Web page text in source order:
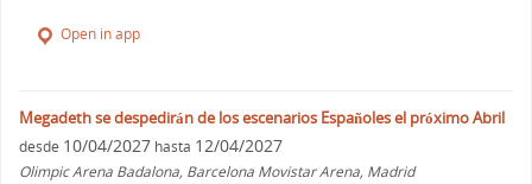
Open in app
Megadeth se despedirán de los escenarios Españoles el próximo Abril
desde 10/04/2027 hasta 12/04/2027
Olimpic Arena Badalona, Barcelona Movistar Arena, Madrid